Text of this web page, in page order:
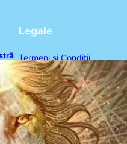
Legale
Termeni și Condiții
Politica de Confidențialitate
Politica de Cookies
Disclaimer
Contact